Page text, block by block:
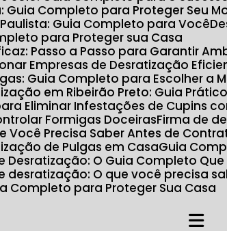
Guia Completo para Proteger Seu
Guia Completo para Você
para Proteger sua Casa
Passo a Passo para Garantir
Empresas de Desratização
Guia Completo para Escolher a
em Ribeirão Preto: Guia Prático
Eliminar Infestações de Cupins
Formigas Doceiras Firma de
Você Precisa Saber Antes de
de Pulgas em Casa
Guia
Desratização: O Guia Completo
desratização: O que você precisa
Completo para Proteger Sua Casa